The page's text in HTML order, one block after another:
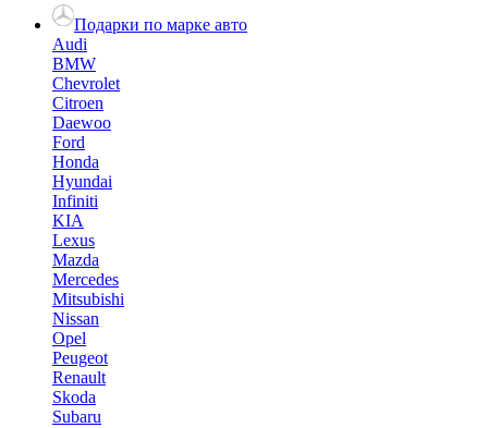
Подарки по марке авто
Audi
BMW
Chevrolet
Citroen
Daewoo
Ford
Honda
Hyundai
Infiniti
KIA
Lexus
Mazda
Mercedes
Mitsubishi
Nissan
Opel
Peugeot
Renault
Skoda
Subaru